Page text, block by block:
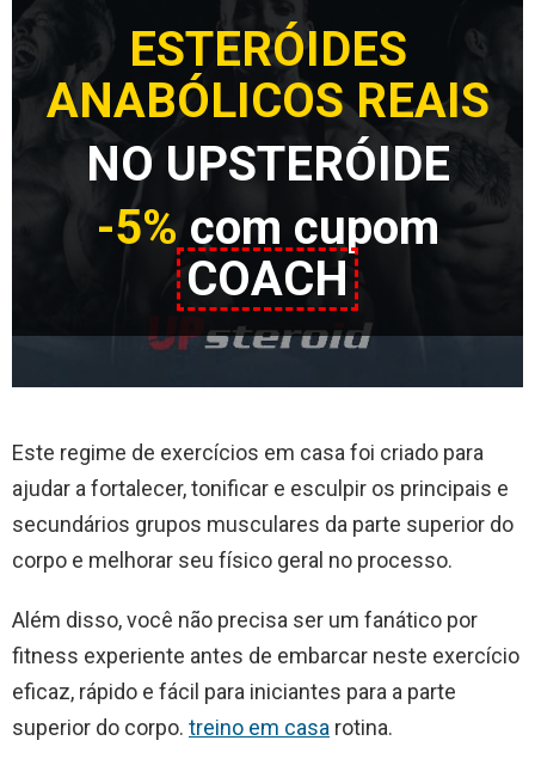
ESTERÓIDES
ANABÓLICOS REAIS
NO UPSTERÓIDE
-5% com cupom
COACH
Este regime de exercícios em casa foi criado para
ajudar a fortalecer, tonificar e esculpir os principais e
secundários grupos musculares da parte superior do
corpo e melhorar seu físico geral no processo.
Além disso, você não precisa ser um fanático por
fitness experiente antes de embarcar neste exercício
eficaz, rápido e fácil para iniciantes para a parte
superior do corpo. treino em casa rotina.